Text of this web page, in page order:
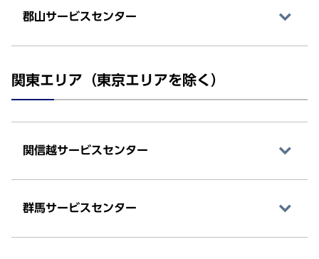
郡山サービスセンター
関東エリア（東京エリアを除く）
関信越サービスセンター
群馬サービスセンター